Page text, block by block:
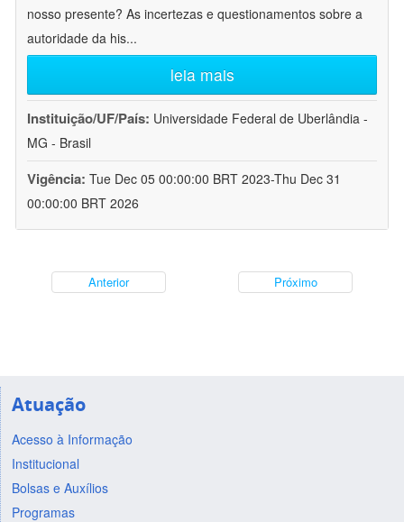
nosso presente? As incertezas e questionamentos sobre a
autoridade da his...
leia mais
Instituição/UF/País: Universidade Federal de Uberlândia -
MG - Brasil
Vigência: Tue Dec 05 00:00:00 BRT 2023-Thu Dec 31
00:00:00 BRT 2026
Anterior Próximo
Atuação
Acesso à Informação
Institucional
Bolsas e Auxílios
Programas